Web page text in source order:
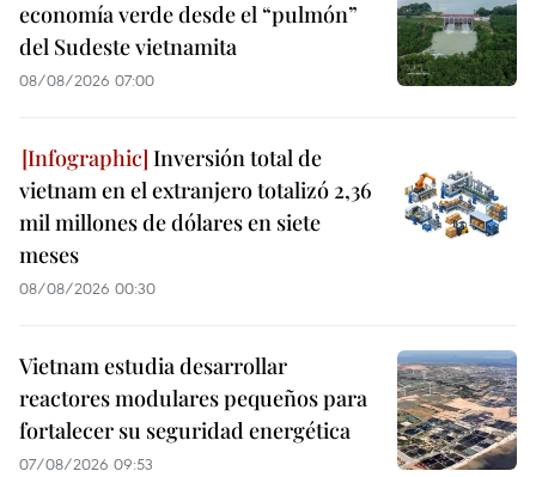
economía verde desde el “pulmón”
del Sudeste vietnamita
08/08/2026 07:00
Inversión total de
vietnam en el extranjero totalizó 2,36
mil millones de dólares en siete
meses
08/08/2026 00:30
Vietnam estudia desarrollar
reactores modulares pequeños para
fortalecer su seguridad energética
07/08/2026 09:53